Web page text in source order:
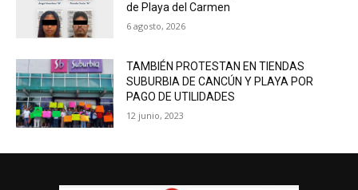
de Playa del Carmen
6 agosto, 2026
TAMBIÉN PROTESTAN EN TIENDAS
SUBURBIA DE CANCÚN Y PLAYA POR
PAGO DE UTILIDADES
12 junio, 2023